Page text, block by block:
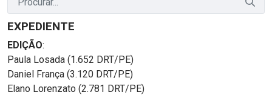
EXPEDIENTE
EDIÇÃO:
Paula Losada (1.652 DRT/PE)
Daniel França (3.120 DRT/PE)
Elano Lorenzato (2.781 DRT/PE)